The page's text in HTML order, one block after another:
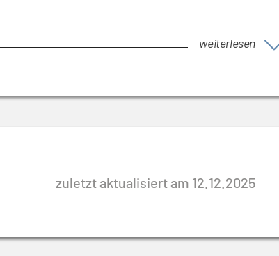
weiterlesen
zuletzt aktualisiert am 12.12.2025